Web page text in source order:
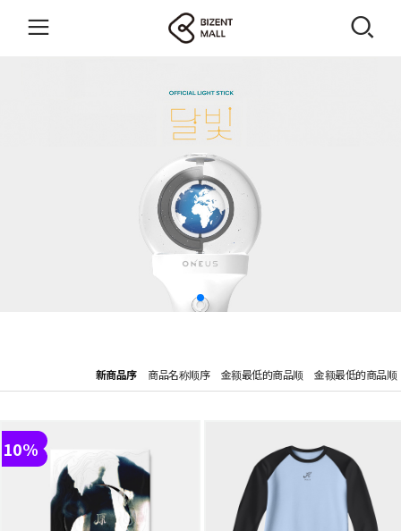
新商品序 商品名称顺序 金额最低的商品顺 金额最低的商品顺
10%